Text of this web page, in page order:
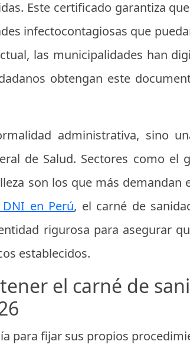
Este certificado garantiza
infectocontagiosas que
las municipalidades han
obtengan este
administrativa, sino
de Salud. Sectores como el
son los que más demandan
en Perú, el carné de
rigurosa para asegurar
establecidos.
el carné de
para fijar sus propios